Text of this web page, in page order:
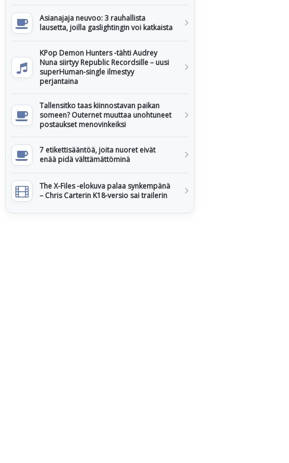
Asianajaja neuvoo: 3 rauhallista
lausetta, joilla gaslightingin voi katkaista
KPop Demon Hunters -tähti Audrey
Nuna siirtyy Republic Recordsille – uusi
superHuman-single ilmestyy
perjantaina
Tallensitko taas kiinnostavan paikan
someen? Outernet muuttaa unohtuneet
postaukset menovinkeiksi
7 etikettisääntöä, joita nuoret eivät
enää pidä välttämättöminä
The X-Files -elokuva palaa synkempänä
– Chris Carterin K18-versio sai trailerin